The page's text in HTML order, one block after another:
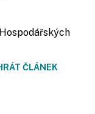
ČLÁNEK